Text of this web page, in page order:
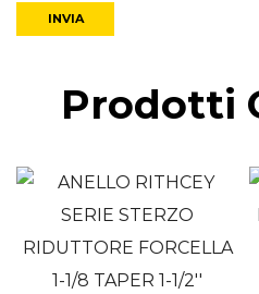
Prodotti